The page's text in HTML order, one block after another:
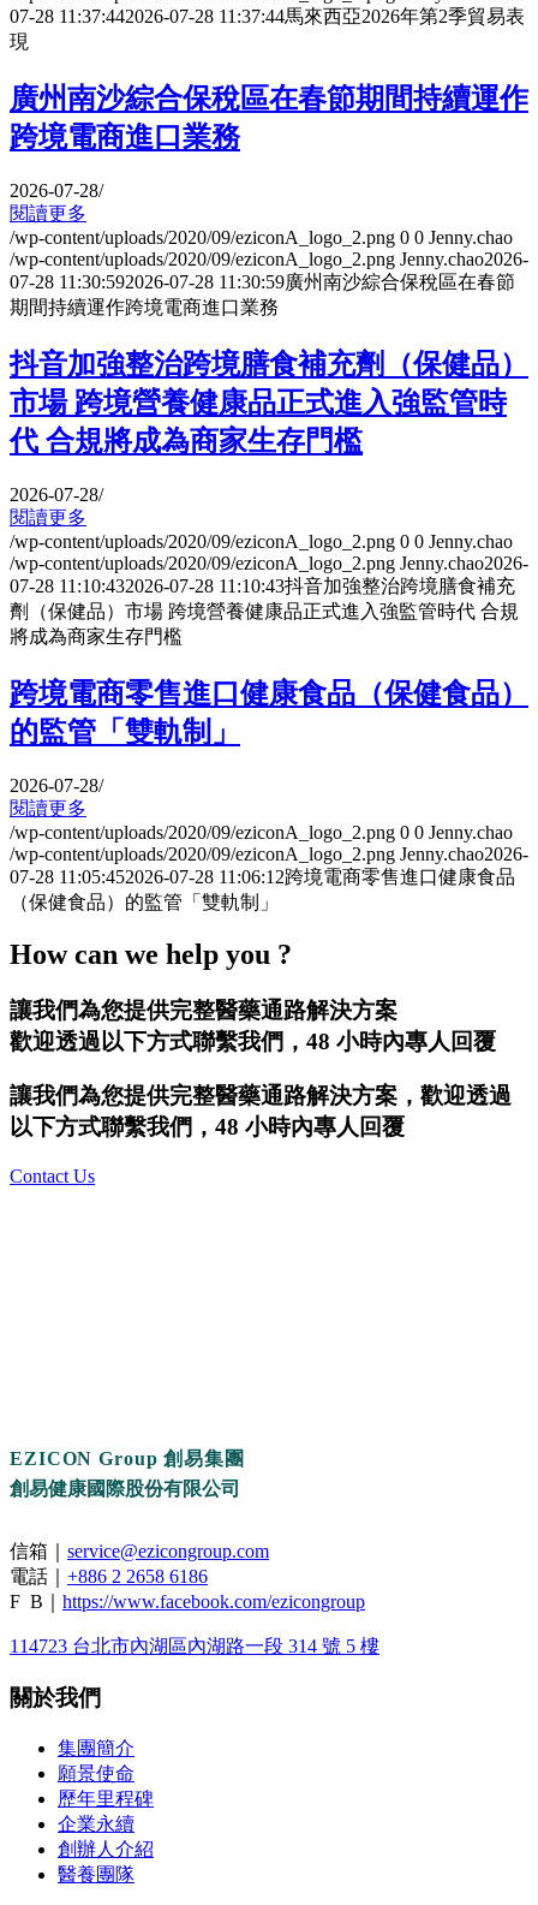
07-28 11:37:442026-07-28 11:37:44馬來西亞2026年第2季貿易表
現
廣州南沙綜合保稅區在春節期間持續運作
跨境電商進口業務
2026-07-28/
閱讀更多
/wp-content/uploads/2020/09/eziconA_logo_2.png 0 0 Jenny.chao
/wp-content/uploads/2020/09/eziconA_logo_2.png Jenny.chao2026-
07-28 11:30:592026-07-28 11:30:59廣州南沙綜合保稅區在春節
期間持續運作跨境電商進口業務
抖音加強整治跨境膳食補充劑（保健品）
市場 跨境營養健康品正式進入強監管時
代 合規將成為商家生存門檻
2026-07-28/
閱讀更多
/wp-content/uploads/2020/09/eziconA_logo_2.png 0 0 Jenny.chao
/wp-content/uploads/2020/09/eziconA_logo_2.png Jenny.chao2026-
07-28 11:10:432026-07-28 11:10:43抖音加強整治跨境膳食補充
劑（保健品）市場 跨境營養健康品正式進入強監管時代 合規
將成為商家生存門檻
跨境電商零售進口健康食品（保健食品）
的監管「雙軌制」
2026-07-28/
閱讀更多
/wp-content/uploads/2020/09/eziconA_logo_2.png 0 0 Jenny.chao
/wp-content/uploads/2020/09/eziconA_logo_2.png Jenny.chao2026-
07-28 11:05:452026-07-28 11:06:12跨境電商零售進口健康食品
（保健食品）的監管「雙軌制」
How can we help you ?
讓我們為您提供完整醫藥通路解決方案
歡迎透過以下方式聯繫我們，48 小時內專人回覆
讓我們為您提供完整醫藥通路解決方案，歡迎透過
以下方式聯繫我們，48 小時內專人回覆
Contact Us
EZICON Group 創易集團
創易健康國際股份有限公司
信箱｜ service@ezicongroup.com
電話｜ +886 2 2658 6186
F B｜ https://www.facebook.com/ezicongroup
114723 台北市內湖區內湖路一段 314 號 5 樓
關於我們
集團簡介
願景使命
歷年里程碑
企業永續
創辦人介紹
醫養團隊